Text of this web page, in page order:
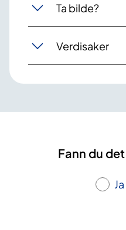
Ta bilde?
Verdisaker
Fann du
Ja